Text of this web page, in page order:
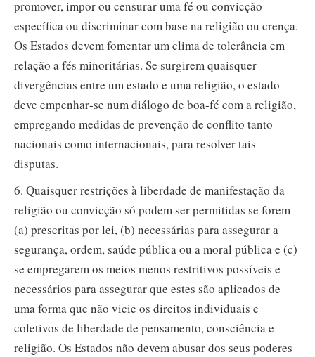
promover, impor ou censurar uma fé ou convicção
específica ou discriminar com base na religião ou crença.
Os Estados devem fomentar um clima de tolerância em
relação a fés minoritárias. Se surgirem quaisquer
divergências entre um estado e uma religião, o estado
deve empenhar‑se num diálogo de boa‑fé com a religião,
empregando medidas de prevenção de conflito tanto
nacionais como internacionais, para resolver tais
disputas.
6. Quaisquer restrições à liberdade de manifestação da
religião ou convicção só podem ser permitidas se forem
(a) prescritas por lei, (b) necessárias para assegurar a
segurança, ordem, saúde pública ou a moral pública e (c)
se empregarem os meios menos restritivos possíveis e
necessários para assegurar que estes são aplicados de
uma forma que não vicie os direitos individuais e
coletivos de liberdade de pensamento, consciência e
religião. Os Estados não devem abusar dos seus poderes